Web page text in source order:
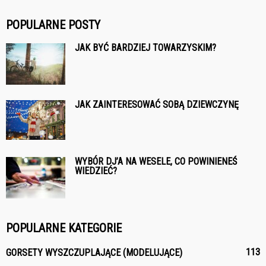
POPULARNE POSTY
JAK BYĆ BARDZIEJ TOWARZYSKIM?
JAK ZAINTERESOWAĆ SOBĄ DZIEWCZYNĘ
WYBÓR DJ’A NA WESELE, CO POWINIENEŚ
WIEDZIEĆ?
POPULARNE KATEGORIE
GORSETY WYSZCZUPLAJĄCE (MODELUJĄCE)
113